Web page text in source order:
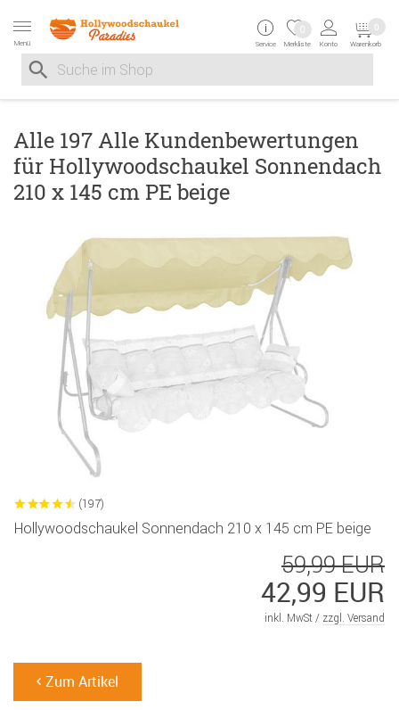
Menü
Suche nach
Suche im Shop, nach der Eingabe von 3 Buchstaben
Service Merkliste
0
Konto Warenkorb
0
Alle 197 Alle Kundenbewertungen
für Hollywoodschaukel Sonnendach
210 x 145 cm PE beige
(197)
Hollywoodschaukel Sonnendach 210 x 145 cm PE beige
59,99 EUR
42,99 EUR
inkl. MwSt / zzgl. Versand
Zum Artikel